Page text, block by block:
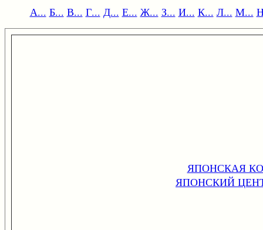
А... Б... В... Г... Д... Е... Ж... З... И... К... Л... М...
ЯПОНСКАЯ
ЯПОНСКИЙ